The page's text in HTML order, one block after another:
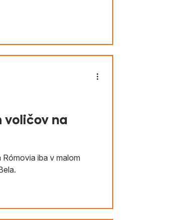
voličov na
iba v malom